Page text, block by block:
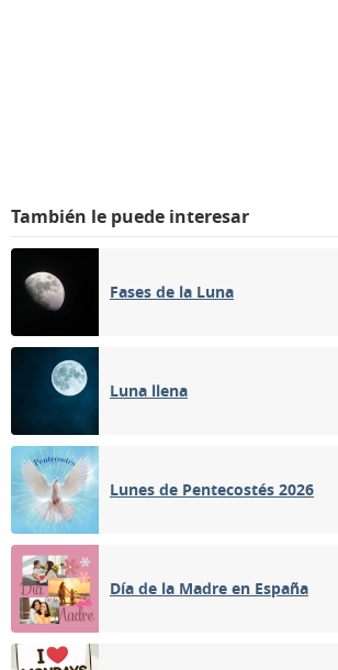
También le puede interesar
Fases de la Luna
Luna llena
Lunes de Pentecostés 2026
Día de la Madre en España